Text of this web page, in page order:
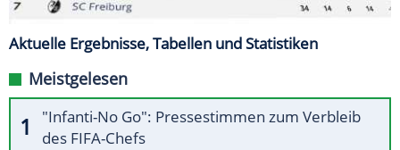
Aktuelle Ergebnisse, Tabellen und Statistiken
Meistgelesen
"Infanti-No Go": Pressestimmen zum Verbleib
des FIFA-Chefs